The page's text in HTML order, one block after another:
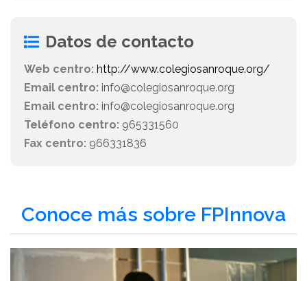
Datos de contacto
Web centro: http://www.colegiosanroque.org/
Email centro: info@colegiosanroque.org
Email centro: info@colegiosanroque.org
Teléfono centro: 965331560
Fax centro: 966331836
Conoce más sobre FPInnova